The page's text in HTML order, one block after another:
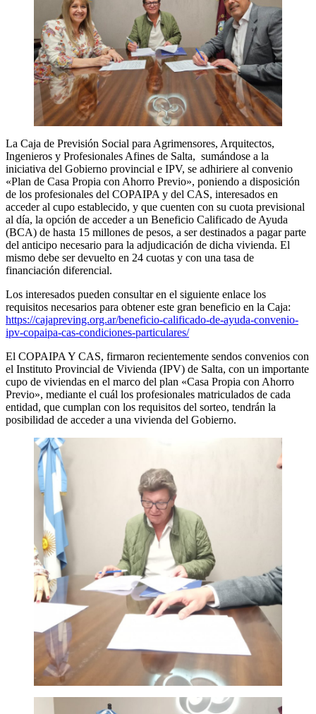
La Caja de Previsión Social para Agrimensores, Arquitectos,
Ingenieros y Profesionales Afines de Salta, sumándose a la
iniciativa del Gobierno provincial e IPV, se adhiriere al convenio
«Plan de Casa Propia con Ahorro Previo», poniendo a disposición
de los profesionales del COPAIPA y del CAS, interesados en
acceder al cupo establecido, y que cuenten con su cuota previsional
al día, la opción de acceder a un Beneficio Calificado de Ayuda
(BCA) de hasta 15 millones de pesos, a ser destinados a pagar parte
del anticipo necesario para la adjudicación de dicha vivienda. El
mismo debe ser devuelto en 24 cuotas y con una tasa de
financiación diferencial.
Los interesados pueden consultar en el siguiente enlace los
requisitos necesarios para obtener este gran beneficio en la Caja:
https://cajapreving.org.ar/beneficio-calificado-de-ayuda-convenio-
ipv-copaipa-cas-condiciones-particulares/
El COPAIPA Y CAS, firmaron recientemente sendos convenios con
el Instituto Provincial de Vivienda (IPV) de Salta, con un importante
cupo de viviendas en el marco del plan «Casa Propia con Ahorro
Previo», mediante el cuál los profesionales matriculados de cada
entidad, que cumplan con los requisitos del sorteo, tendrán la
posibilidad de acceder a una vivienda del Gobierno.